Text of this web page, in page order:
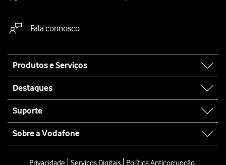
Fala connosco
map
Produtos e Serviços
Destaques
Suporte
Sobre a Vodafone